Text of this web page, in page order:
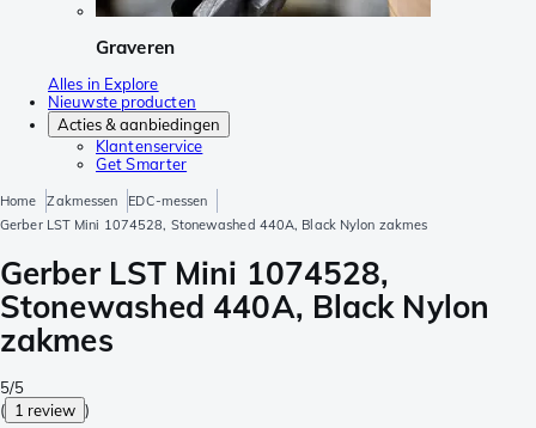
Graveren
Alles in Explore
Nieuwste producten
Acties & aanbiedingen
Klantenservice
Get Smarter
Home Zakmessen
EDC-messen
Gerber LST Mini 1074528, Stonewashed 440A, Black Nylon zakmes
Gerber LST Mini 1074528,
Stonewashed 440A, Black Nylon
zakmes
5/5
( 1 review )